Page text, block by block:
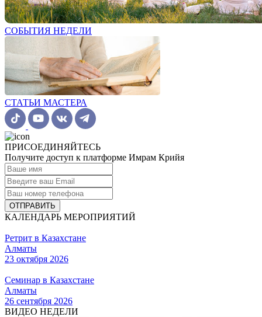
СОБЫТИЯ НЕДЕЛИ
СТАТЬИ МАСТЕРА
ПРИСОЕДИНЯЙТЕСЬ
Получите доступ к платформе Имрам Крийя
ОТПРАВИТЬ
КАЛЕНДАРЬ МЕРОПРИЯТИЙ
Ретрит в Казахстане
Алматы
23 октября 2026
Семинар в Казахстане
Алматы
26 сентября 2026
ВИДЕО НЕДЕЛИ